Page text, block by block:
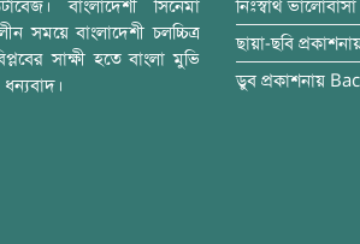
বাংলাদেশী সিনেমা
সময়ে বাংলাদেশী চলচ্চিত্র
সাক্ষী হতে বাংলা মুভি
নিঃস্বার্থ ভালোবাসা
ছায়া-ছবি
ডুব প্রকাশনায়